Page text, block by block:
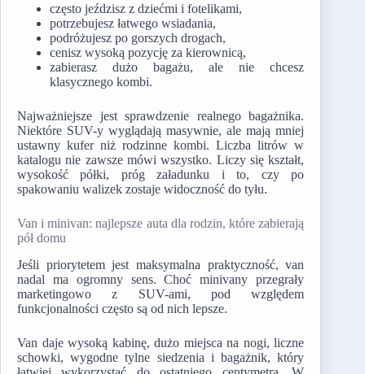
często jeździsz z dziećmi i fotelikami,
potrzebujesz łatwego wsiadania,
podróżujesz po gorszych drogach,
cenisz wysoką pozycję za kierownicą,
zabierasz dużo bagażu, ale nie chcesz
klasycznego kombi.
Najważniejsze jest sprawdzenie realnego bagażnika.
Niektóre SUV-y wyglądają masywnie, ale mają mniej
ustawny kufer niż rodzinne kombi. Liczba litrów w
katalogu nie zawsze mówi wszystko. Liczy się kształt,
wysokość półki, próg załadunku i to, czy po
spakowaniu walizek zostaje widoczność do tyłu.
Van i minivan: najlepsze auta dla rodzin, które zabierają
pół domu
Jeśli priorytetem jest maksymalna praktyczność, van
nadal ma ogromny sens. Choć minivany przegrały
marketingowo z SUV-ami, pod względem
funkcjonalności często są od nich lepsze.
Van daje wysoką kabinę, dużo miejsca na nogi, liczne
schowki, wygodne tylne siedzenia i bagażnik, który